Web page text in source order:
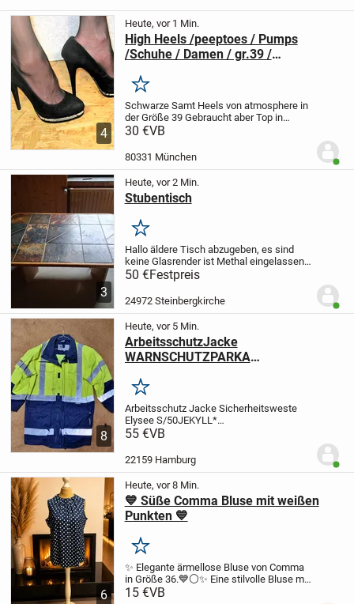
4
Heute, vor 1 Min.
High Heels /peeptoes / Pumps
/Schuhe / Damen / gr.39 /
Merken
Schwarze Samt Heels von atmosphere in
der Größe 39Gebraucht aber Top in
Ordnung.
30 €VB
80331 München
3
Heute, vor 2 Min.
Stubentisch
Merken
Hallo äldere Tisch abzugeben, es sind
keine Glasrender ist Methal eingelassen
Selbstabholer in Hattlundmoor
Steinbergkirche
50 €Festpreis
24972 Steinbergkirche
8
Heute, vor 5 Min.
ArbeitsschutzJacke
WARNSCHUTZPARKA
Merken
Arbeitsschutz Jacke Sicherheitsweste
Elysee S/50JEKYLL*
WARNSCHUTZPARKA GELB/MARINE Nr.
abnehmbarProfessioneller Hersteller,
Zertifiziert nach ISO 20471 Klasse 3 Ä/...
55 €VB
22159 Hamburg
6
Heute, vor 8 Min.
💙 Süße Comma Bluse mit weißen
Punkten 💙
Merken
✨ Elegante ärmellose Bluse von Comma
in Größe 36.💙⚪✨ Eine stilvolle Bluse mit
klassischem Muster – elegant, bequem
15 €VB